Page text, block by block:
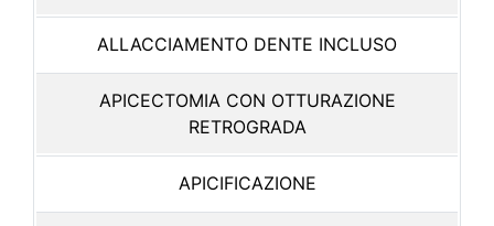
ALLACCIAMENTO DENTE INCLUSO
APICECTOMIA CON OTTURAZIONE
RETROGRADA
APICIFICAZIONE